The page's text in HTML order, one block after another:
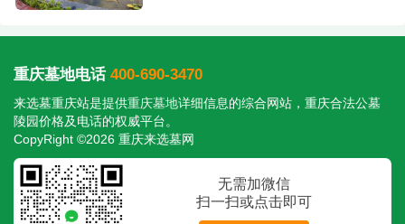
三、签约及后续安排
避免后续纠纷。
刻字服务：提供太奶姓名、生卒年月，园区安
排刻碑，约10天完成。
安葬时间：择吉日下葬，园区可协助安排简单
重庆墓地电话 400-690-3470
来选墓重庆站是提供重庆墓地详细信息的综合网站，重庆合法公墓
陵园价格及电话的权威平台。
CopyRight ©2026 重庆来选墓网
无需加微信
扫一扫或点击即可